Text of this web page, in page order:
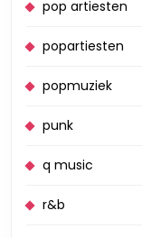
pop artiesten
popartiesten
popmuziek
punk
q music
r&b